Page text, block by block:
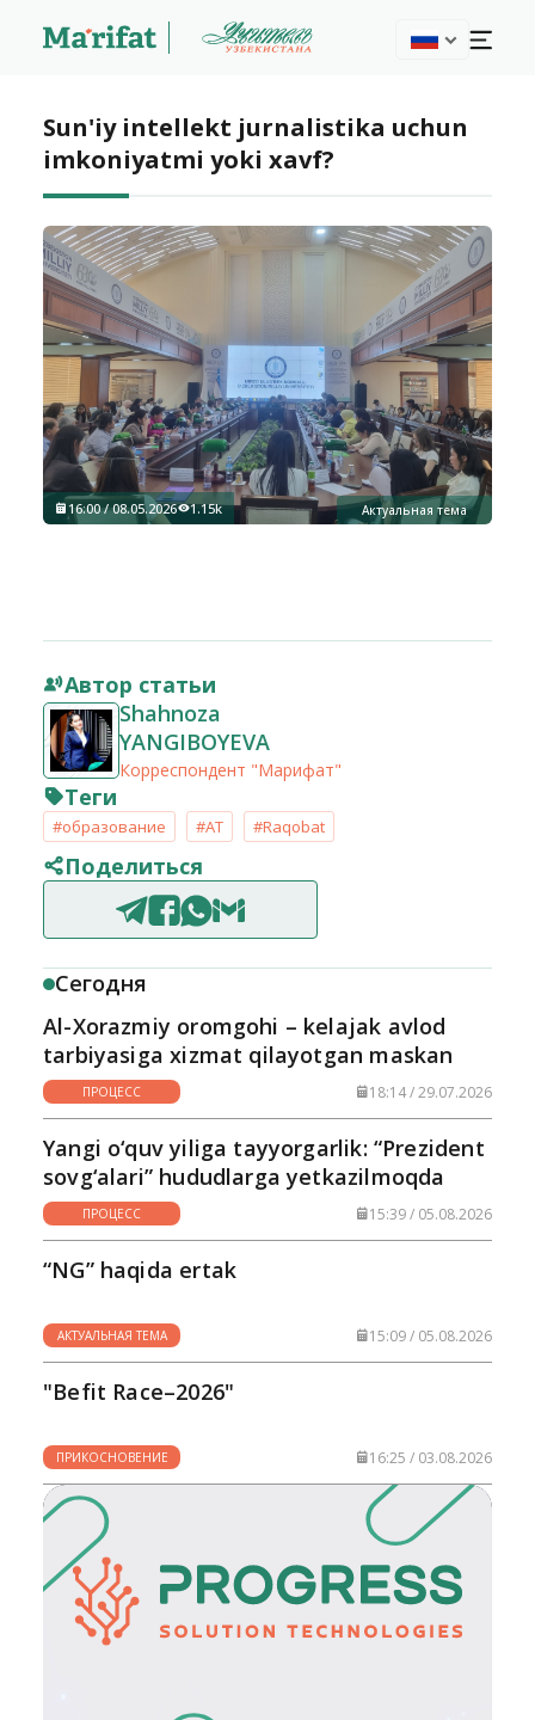
Sun'iy intellekt jurnalistika uchun
imkoniyatmi yoki xavf?
Актуальная тема
16:00 / 08.05.2026 1.15k
Автор статьи
Shahnoza
YANGIBOYEVA
Корреспондент "Марифат"
Теги
#образование #AT #Raqobat
Поделиться
Сегодня
Al-Xorazmiy oromgohi – kelajak avlod
tarbiyasiga xizmat qilayotgan maskan
ПРОЦЕСС 18:14 / 29.07.2026
Yangi o‘quv yiliga tayyorgarlik: “Prezident
sovg‘alari” hududlarga yetkazilmoqda
ПРОЦЕСС 15:39 / 05.08.2026
“NG” haqida ertak
АКТУАЛЬНАЯ ТЕМА 15:09 / 05.08.2026
"Befit Race–2026"
ПРИКОСНОВЕНИЕ 16:25 / 03.08.2026